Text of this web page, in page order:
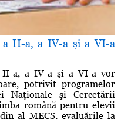
a II-a, a IV-a şi a VI-a
II-a, a IV-a şi a VI-a vor
potrivit programelor
Naţionale şi Cercetării
română pentru elevii
al MECS, evaluările la